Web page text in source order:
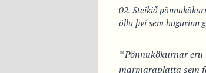
Steikið
öllu því sem hugurinn
* Pönnukökurnar
marmaraplatta sem